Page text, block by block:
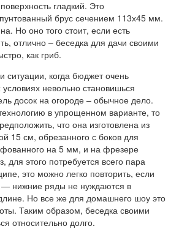
гладкий. Это
брус сечением 113х45 мм.
Но оно того стоит, если есть
отлично – беседка для дачи своими
как гриб.
ситуации, когда бюджет очень
условиях невольно становишься
досок на огороде – обычное дело.
в упрощенном варианте, то
что она изготовлена ​​из
15 см, обрезанного с боков для
на 5 мм, и на фрезере
для этого потребуется всего пара
это можно легко повторить, если
— нижние ряды не нуждаются в
Но все же для домашнего шоу это
Таким образом, беседка своими
относительно долго.